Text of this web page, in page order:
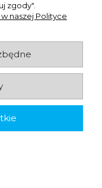
- kraft - 250
zgody".
naszej Polityce